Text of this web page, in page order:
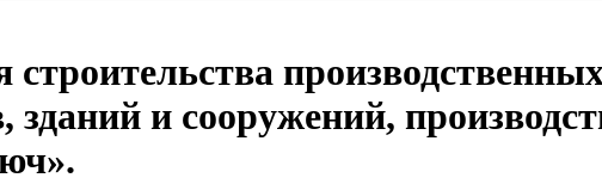
строительства
и сооружений,